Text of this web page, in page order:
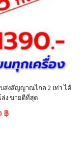
ส่งสัญญาณไกล 2 เท่า ได้
ล่ง ขายดีที่สุด
฿